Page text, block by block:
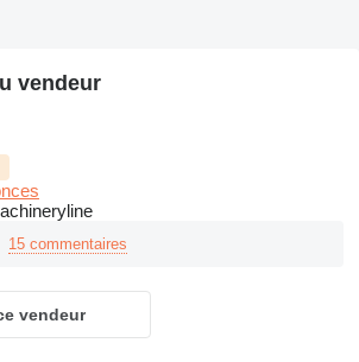
vendeur
15 commentaires
vendeur